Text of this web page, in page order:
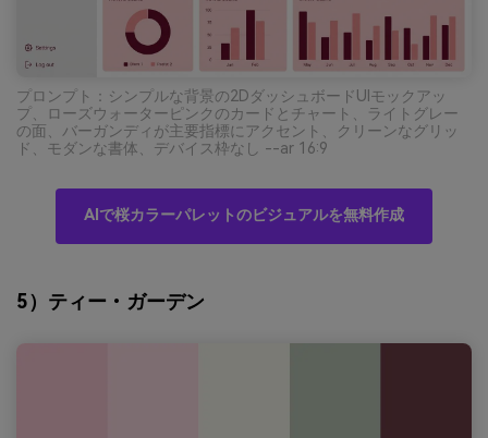
プロンプト：シンプルな背景の2DダッシュボードUIモックアッ
プ、ローズウォーターピンクのカードとチャート、ライトグレー
の面、バーガンディが主要指標にアクセント、クリーンなグリッ
ド、モダンな書体、デバイス枠なし --ar 16:9
AIで桜カラーパレットのビジュアルを無料作成
5）ティー・ガーデン